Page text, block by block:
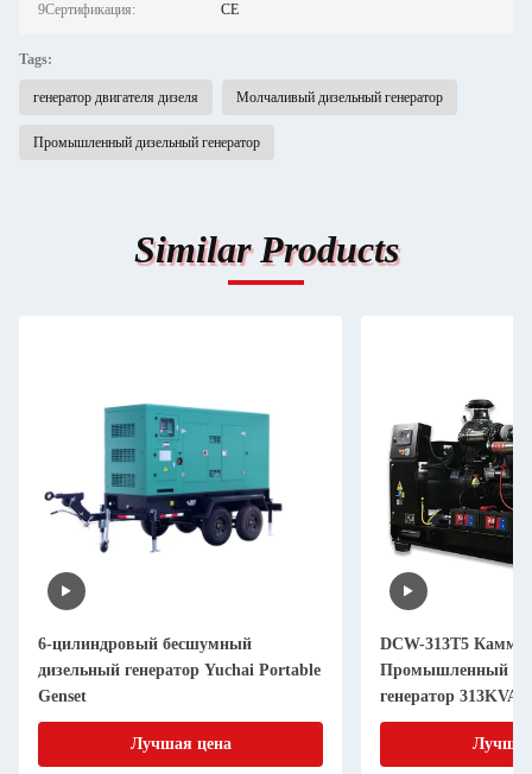
9Сертификация: CE
Tags:
генератор двигателя дизеля Молчаливый дизельный генератор
Промышленный дизельный генератор
Similar Products
6-цилиндровый бесшумный
дизельный генератор Yuchai Portable
Genset
Лучшая цена
DCW-313T5
Промышленный
генератор 313KVA